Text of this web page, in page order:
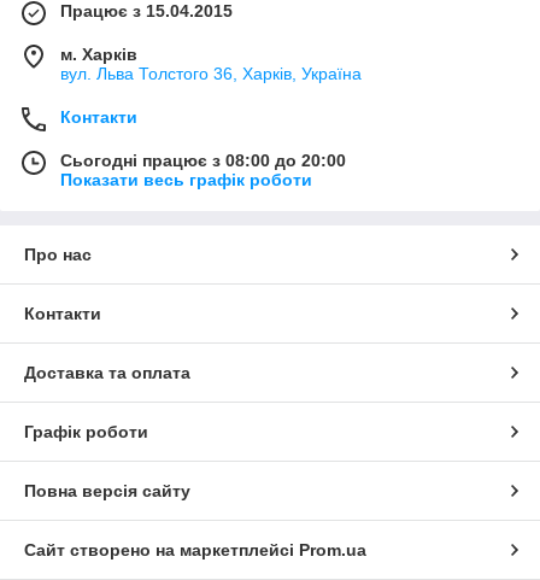
Працює з 15.04.2015
м. Харків
вул. Льва Толстого 36, Харків, Україна
Контакти
Сьогодні працює з 08:00 до 20:00
Показати весь графік роботи
Про нас
Контакти
Доставка та оплата
Графік роботи
Повна версія сайту
Сайт створено на маркетплейсі Prom.ua